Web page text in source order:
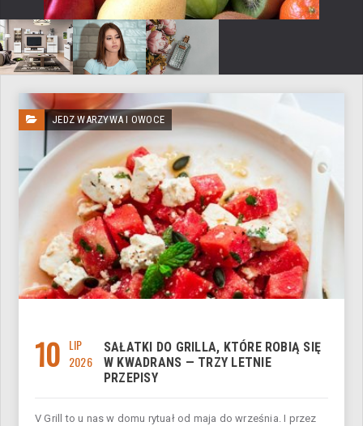
JEDZ WARZYWA I OWOCE
10 LIP
2026
SAŁATKI DO GRILLA, KTÓRE ROBIĄ SIĘ
W KWADRANS — TRZY LETNIE
PRZEPISY
V Grill to u nas w domu rytuał od maja do września. I przez